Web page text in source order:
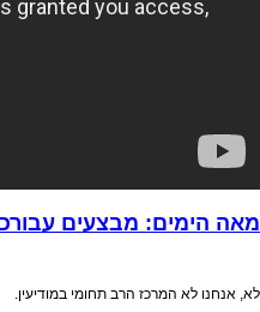
מאה הימים: מבצעים
לא, אנחנו לא המרכז הרב תחומי במודיעין.